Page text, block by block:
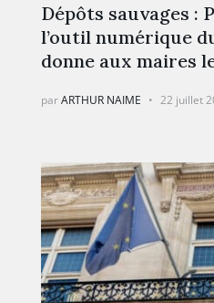
Dépôts sauvages :
l’outil numérique
donne aux maires
parARTHUR NAIME 22 juillet